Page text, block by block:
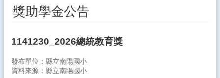
動
態
識
校
獎助學金公告
1141230_2026總統教育獎
發布單位：縣立南陽國小
資料來源：縣立南陽國小